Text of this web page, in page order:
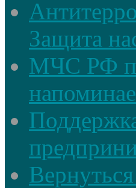
Защита
МЧС РФ